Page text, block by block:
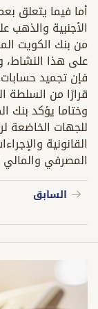
أما فيما يتعلق
الأجنبية والذهب
من بنك الكويت
على هذا النشاط،
فإن تجميد
قرارًا من السلطة
وختاما يؤكد بنك
للجهات الخاضعة
القانونية
المصرفي والمالي
السابق